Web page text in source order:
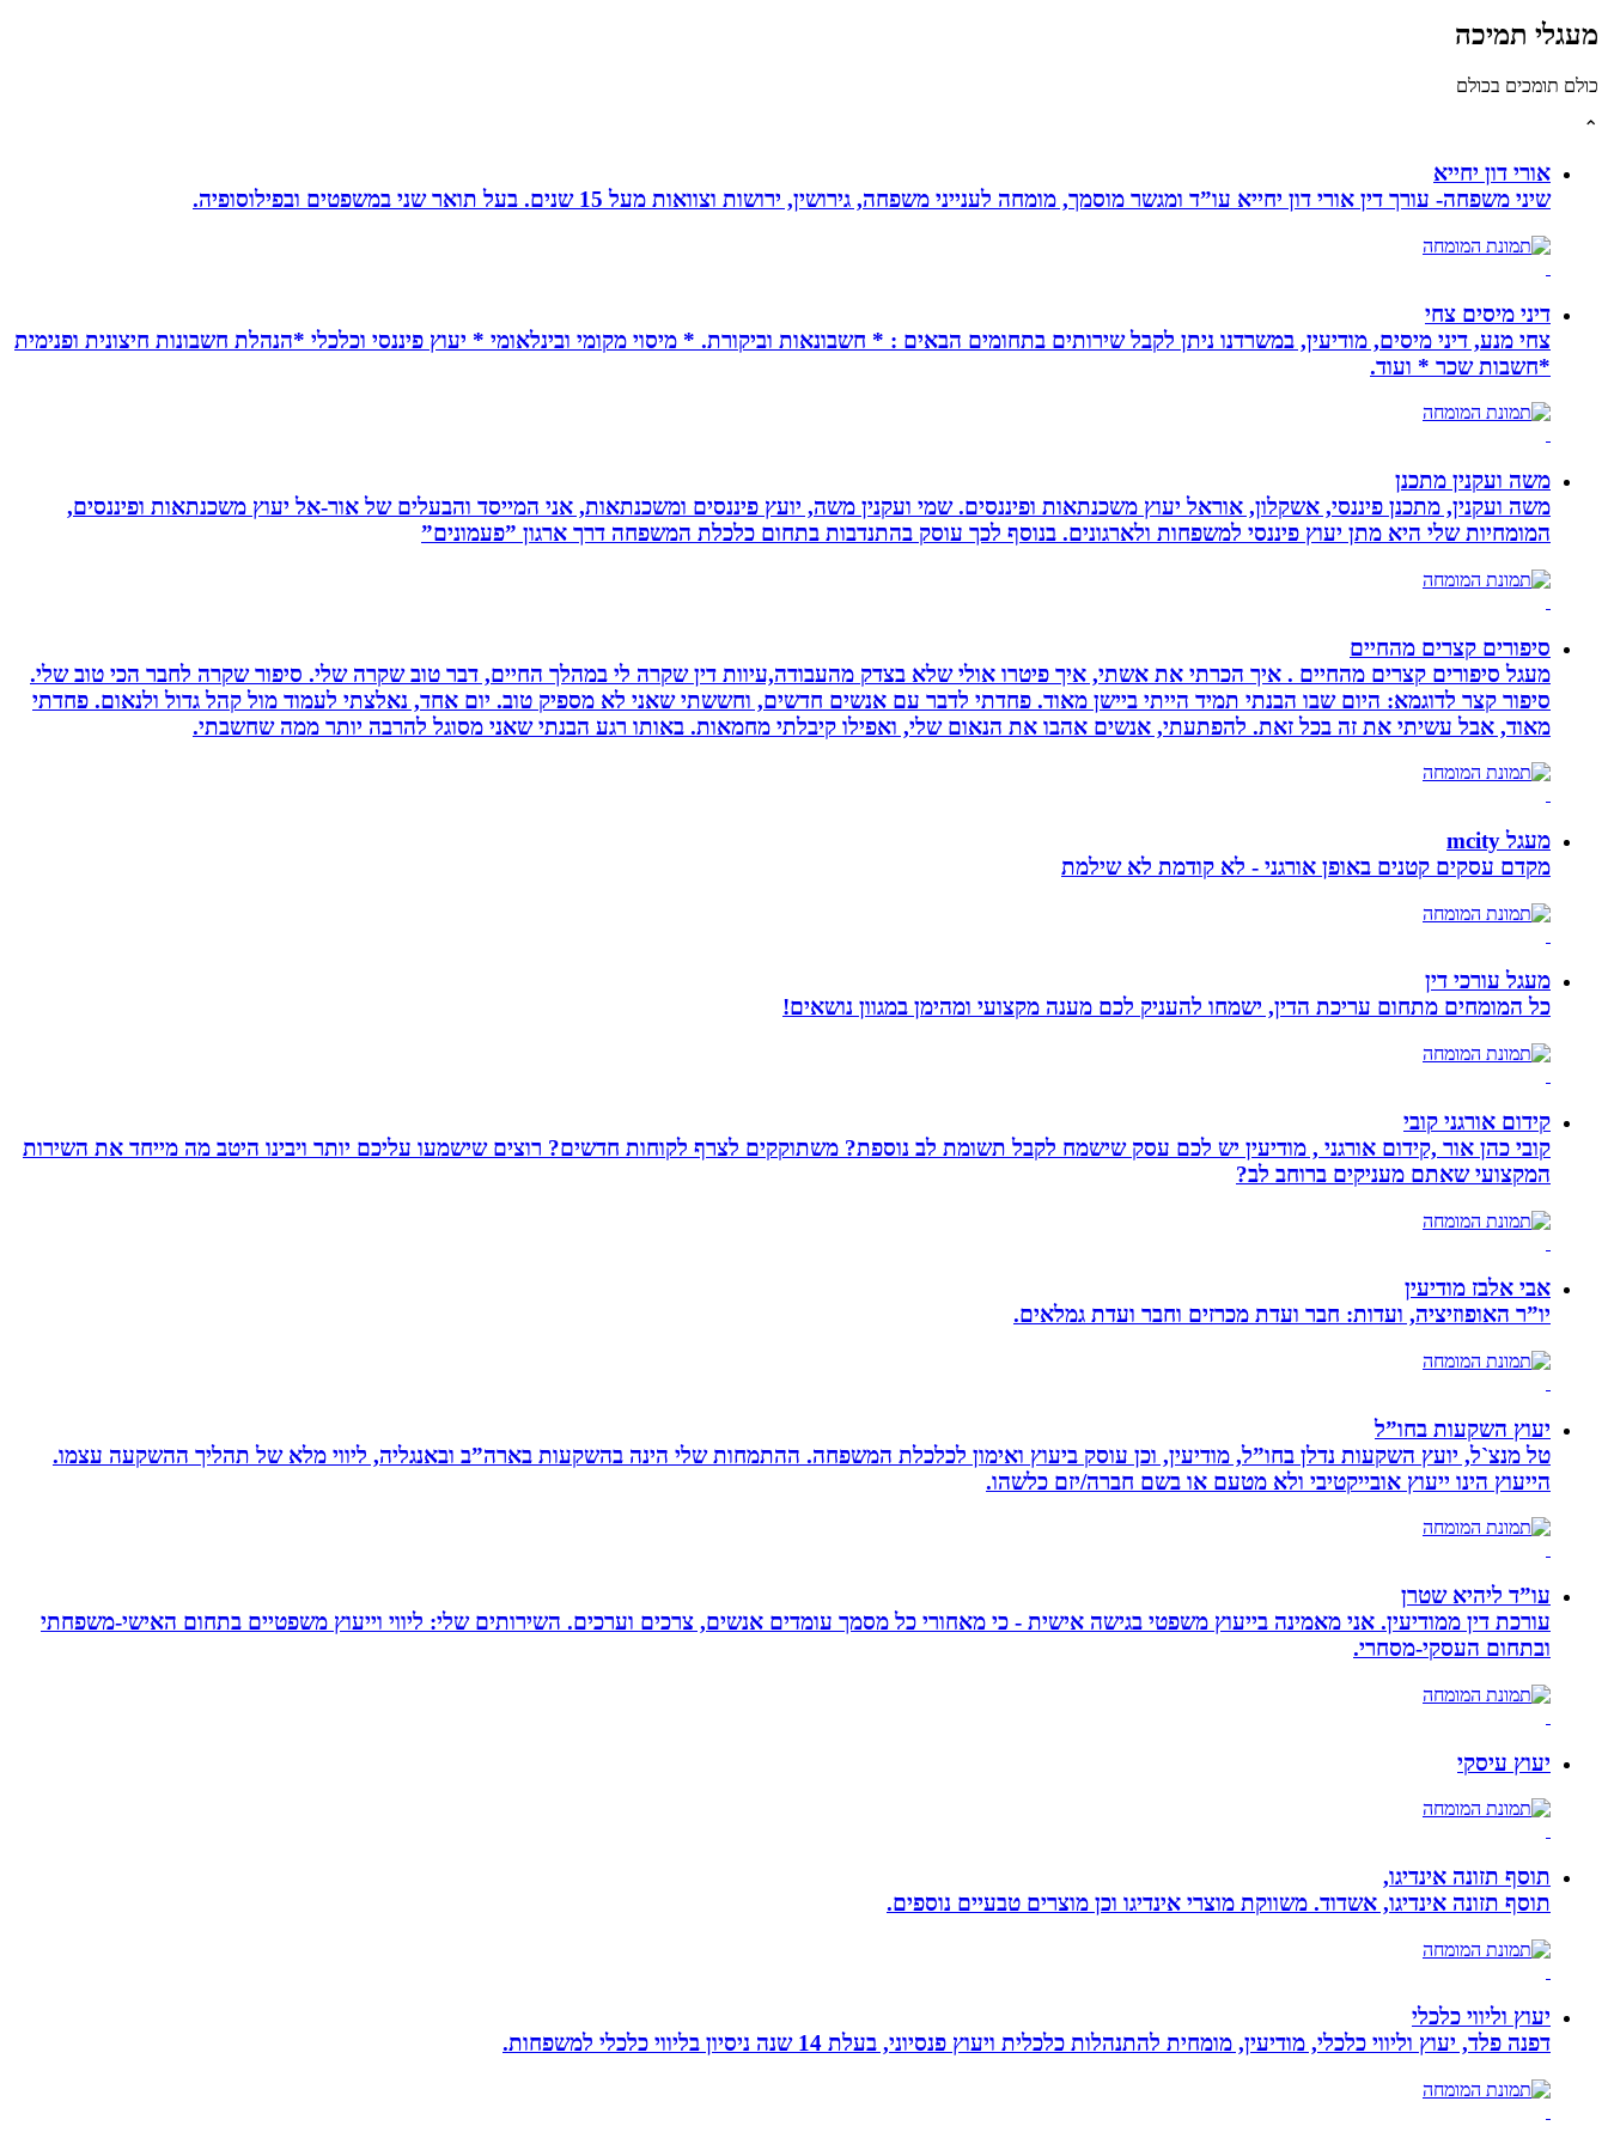
מעגלי תמיכה
כולם תומכים בכולם
⌃
אורי דון יחייא
שיני משפחה- עורך דין אורי דון יחייא עו”ד ומגשר מוסמך, מומחה לענייני משפחה, גירושין, ירושות וצוואות מעל 15 שנים. בעל תואר שני במשפטים ובפילוסופיה.
דיני מיסים צחי
צחי מנע, דיני מיסים, מודיעין, במשרדנו ניתן לקבל שירותים בתחומים הבאים : * חשבונאות וביקורת. * מיסוי מקומי ובינלאומי * יעוץ פיננסי וכלכלי *הנהלת חשבונות חיצונית ופנימית
*חשבות שכר * ועוד.
משה ועקנין מתכנן
משה ועקנין, מתכנן פיננסי, אשקלון, אוראל יעוץ משכנתאות ופיננסים. שמי ועקנין משה, יועץ פיננסים ומשכנתאות, אני המייסד והבעלים של אור-אל יעוץ משכנתאות ופיננסים,
המומחיות שלי היא מתן יעוץ פיננסי למשפחות ולארגונים. בנוסף לכך עוסק בהתנדבות בתחום כלכלת המשפחה דרך ארגון ”פעמונים”
סיפורים קצרים מהחיים
מעגל סיפורים קצרים מהחיים . איך הכרתי את אשתי, איך פיטרו אולי שלא בצדק מהעבודה,עיוות דין שקרה לי במהלך החיים, דבר טוב שקרה שלי. סיפור שקרה לחבר הכי טוב שלי.
סיפור קצר לדוגמא: היום שבו הבנתי תמיד הייתי ביישן מאוד. פחדתי לדבר עם אנשים חדשים, וחששתי שאני לא מספיק טוב. יום אחד, נאלצתי לעמוד מול קהל גדול ולנאום. פחדתי
מאוד, אבל עשיתי את זה בכל זאת. להפתעתי, אנשים אהבו את הנאום שלי, ואפילו קיבלתי מחמאות. באותו רגע הבנתי שאני מסוגל להרבה יותר ממה שחשבתי.
מעגל mcity
מקדם עסקים קטנים באופן אורגני - לא קודמת לא שילמת
מעגל עורכי דין
כל המומחים מתחום עריכת הדין, ישמחו להעניק לכם מענה מקצועי ומהימן במגוון נושאים!
קידום אורגני קובי
קובי כהן אור ,קידום אורגני , מודיעין יש לכם עסק שישמח לקבל תשומת לב נוספת? משתוקקים לצרף לקוחות חדשים? רוצים שישמעו עליכם יותר ויבינו היטב מה מייחד את השירות
המקצועי שאתם מעניקים ברוחב לב?
אבי אלבז מודיעין
יו”ר האופוזיציה, ועדות: חבר ועדת מכרזים וחבר ועדת גמלאים.
יעוץ השקעות בחו”ל
טל מנצ`ל, יועץ השקעות נדלן בחו”ל, מודיעין, וכן עוסק ביעוץ ואימון לכלכלת המשפחה. ההתמחות שלי הינה בהשקעות בארה”ב ובאנגליה, ליווי מלא של תהליך ההשקעה עצמו.
הייעוץ הינו ייעוץ אובייקטיבי ולא מטעם או בשם חברה/יזם כלשהו.
עו”ד ליהיא שטרן
עורכת דין ממודיעין. אני מאמינה בייעוץ משפטי בגישה אישית - כי מאחורי כל מסמך עומדים אנשים, צרכים וערכים. השירותים שלי: ליווי וייעוץ משפטיים בתחום האישי-משפחתי
ובתחום העסקי-מסחרי.
יעוץ עיסקי
תוסף תזונה אינדיגו,
תוסף תזונה אינדיגו, אשדוד. משווקת מוצרי אינדיגו וכן מוצרים טבעיים נוספים.
יעוץ וליווי כלכלי
דפנה פלד, יעוץ וליווי כלכלי, מודיעין, מומחית להתנהלות כלכלית ויעוץ פנסיוני, בעלת 14 שנה ניסיון בליווי כלכלי למשפחות.